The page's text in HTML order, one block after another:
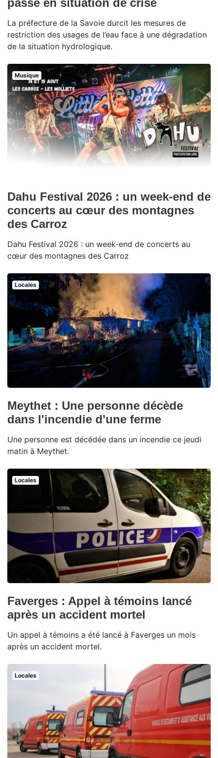
passe en situation de crise
La préfecture de la Savoie durcit les mesures de
restriction des usages de l’eau face à une dégradation
de la situation hydrologique.
Musique
Dahu Festival 2026 : un week-end de
concerts au cœur des montagnes
des Carroz
Dahu Festival 2026 : un week-end de concerts au
cœur des montagnes des Carroz
Locales
Meythet : Une personne décède
dans l'incendie d'une ferme
Une personne est décédée dans un incendie ce jeudi
matin à Meythet.
Locales
Faverges : Appel à témoins lancé
après un accident mortel
Un appel à témoins a été lancé à Faverges un mois
après un accident mortel.
Locales